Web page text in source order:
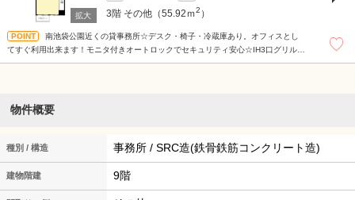
3階 その他（55.92ｍ2 ）
南池袋公園近くの貸事務所☆デスク・椅子・冷蔵庫あり。オフィスとし
てすぐ利用出来ます！モニタ付きオートロックでセキュリティ安心☆IH3口グリル付
物件概要
種別 / 構造 事務所 / SRC造(鉄骨鉄筋コンクリート造)
建物階建 9階